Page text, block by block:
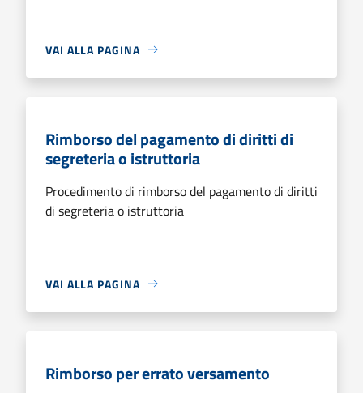
VAI ALLA PAGINA
Rimborso del pagamento di diritti di
segreteria o istruttoria
Procedimento di rimborso del pagamento di diritti
di segreteria o istruttoria
VAI ALLA PAGINA
Rimborso per errato versamento